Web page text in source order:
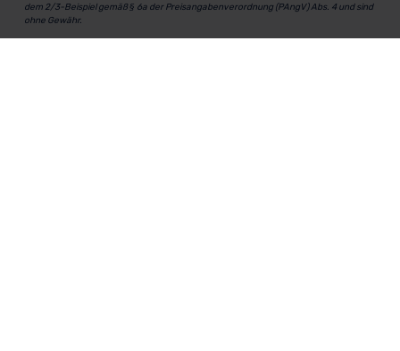
dem 2/3-Beispiel gemäß § 6a der Preisangabenverordnung (PAngV) Abs. 4 und sind
ohne Gewähr.